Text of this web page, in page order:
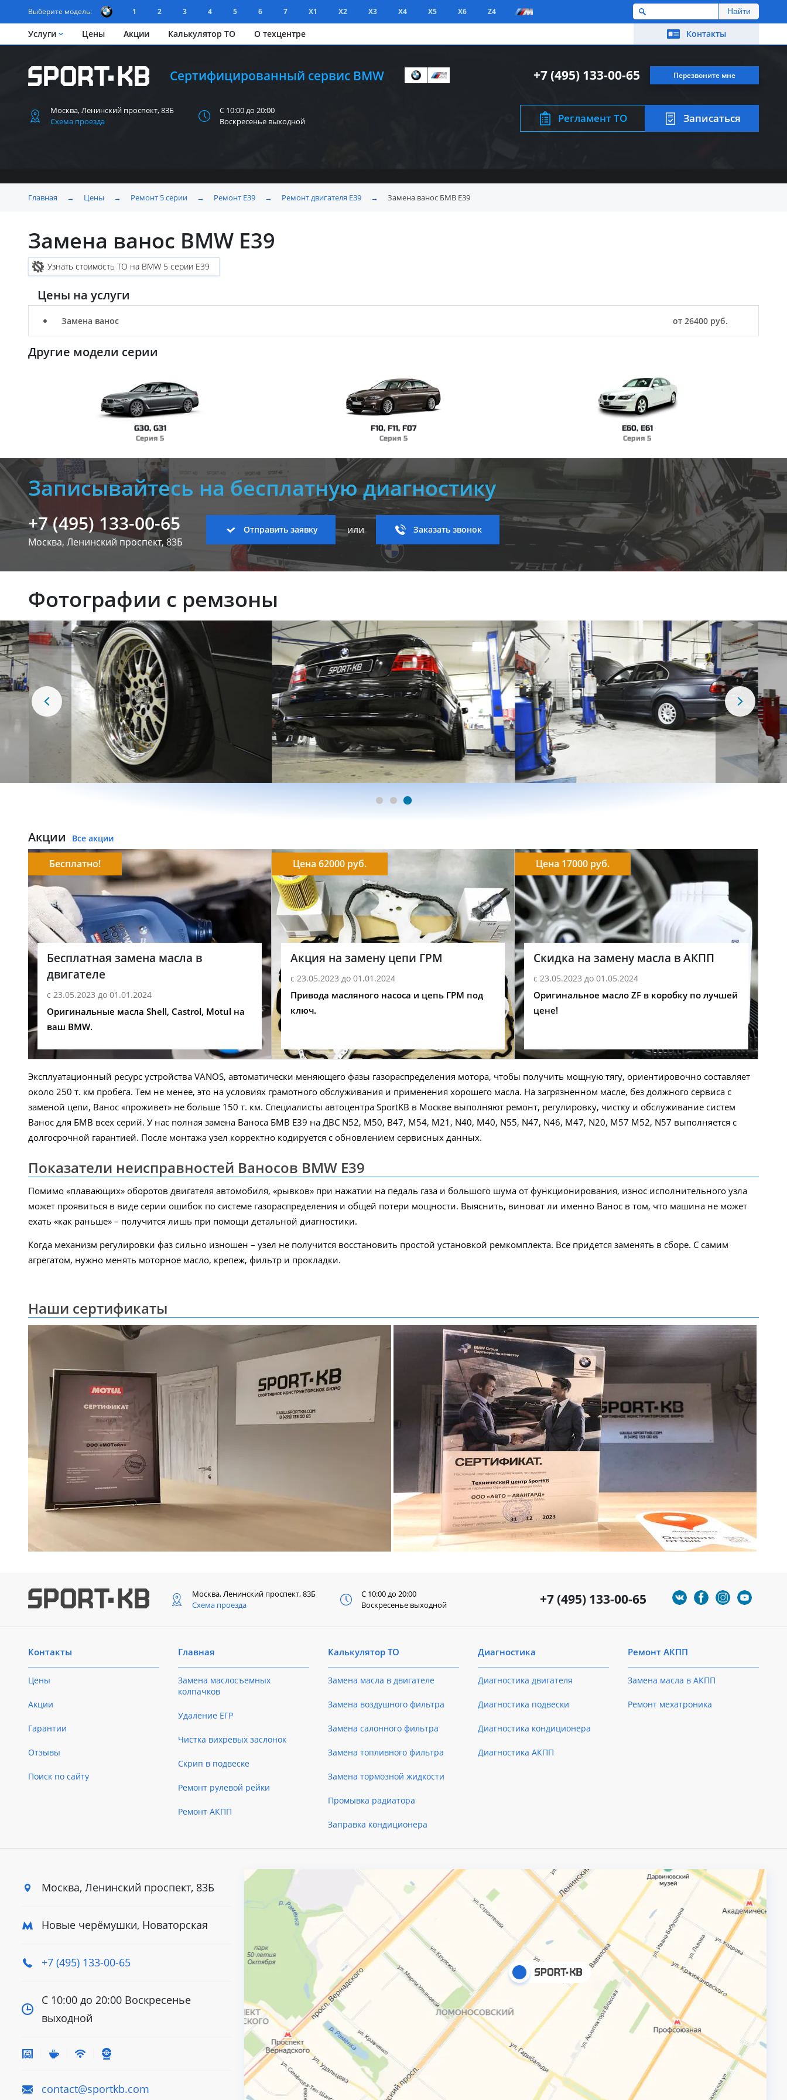
Выберите модель: 1 2 3 4 5 6 7 X1 X2 X3 X4 X5 X6 Z4
Услуги Цены Акции Калькулятор ТО О техцентре Контакты
Сертифицированный сервис BMW Перезвоните мне
+7 (495) 133-00-65
Москва, Ленинский проспект, 83Б
Схема проезда
С 10:00 до 20:00
Воскресенье выходной
Регламент ТО Записаться
Главная → Цены → Ремонт 5 серии → Ремонт Е39 → Ремонт двигателя E39 → Замена ванос БМВ E39
Замена ванос BMW E39
Узнать стоимость ТО на BMW 5 серии E39
Цены на услуги
Замена ванос от 26400 руб.
Другие модели серии
G30, G31
Серия 5
F10, F11, F07
Серия 5
E60, E61
Серия 5
Записывайтесь на бесплатную диагностику
+7 (495) 133-00-65
Москва, Ленинский проспект, 83Б
Отправить заявку или Заказать звонок
Фотографии с ремзоны
Акции Все акции
Бесплатная замена масла в
двигателе
с 23.05.2023 до 01.01.2024
Бесплатно!
Оригинальные масла Shell, Castrol, Motul на
ваш BMW.
Акция на замену цепи ГРМ
с 23.05.2023 до 01.01.2024
Цена 62000 руб.
Привода масляного насоса и цепь ГРМ под
ключ.
Скидка на замену масла в АКПП
с 23.05.2023 до 01.05.2024
Цена 17000 руб.
Оригинальное масло ZF в коробку по лучшей
цене!
Эксплуатационный ресурс устройства VANOS, автоматически меняющего фазы газораспределения мотора, чтобы получить мощную тягу, ориентировочно составляет
около 250 т. км пробега. Тем не менее, это на условиях грамотного обслуживания и применения хорошего масла. На загрязненном масле, без должного сервиса с
заменой цепи, Ванос «проживет» не больше 150 т. км. Специалисты автоцентра SportKB в Москве выполняют ремонт, регулировку, чистку и обслуживание систем
Ванос для БМВ всех серий. У нас полная замена Ваноса БМВ E39 на ДВС N52, M50, B47, M54, M21, N40, M40, N55, N47, N46, M47, N20, M57 M52, N57 выполняется с
долгосрочной гарантией. После монтажа узел корректно кодируется с обновлением сервисных данных.
Показатели неисправностей Ваносов BMW E39
Помимо «плавающих» оборотов двигателя автомобиля, «рывков» при нажатии на педаль газа и большого шума от функционирования, износ исполнительного узла
может проявиться в виде серии ошибок по системе газораспределения и общей потери мощности. Выяснить, виноват ли именно Ванос в том, что машина не может
ехать «как раньше» – получится лишь при помощи детальной диагностики.
Когда механизм регулировки фаз сильно изношен – узел не получится восстановить простой установкой ремкомплекта. Все придется заменять в сборе. С самим
агрегатом, нужно менять моторное масло, крепеж, фильтр и прокладки.
Наши сертификаты
+7 (495) 133-00-65
Москва, Ленинский проспект, 83Б
Схема проезда
С 10:00 до 20:00
Воскресенье выходной
Контакты
Цены
Акции
Гарантии
Отзывы
Поиск по сайту
Главная
Замена маслосъемных
колпачков
Удаление ЕГР
Чистка вихревых заслонок
Скрип в подвеске
Ремонт рулевой рейки
Ремонт АКПП
Калькулятор ТО
Замена масла в двигателе
Замена воздушного фильтра
Замена салонного фильтра
Замена топливного фильтра
Замена тормозной жидкости
Промывка радиатора
Заправка кондиционера
Диагностика
Диагностика двигателя
Диагностика подвески
Диагностика кондиционера
Диагностика АКПП
Ремонт АКПП
Замена масла в АКПП
Ремонт мехатроника
Москва, Ленинский проспект, 83Б
Новые черёмушки, Новаторская
+7 (495) 133-00-65
С 10:00 до 20:00 Воскресенье
выходной
contact@sportkb.com